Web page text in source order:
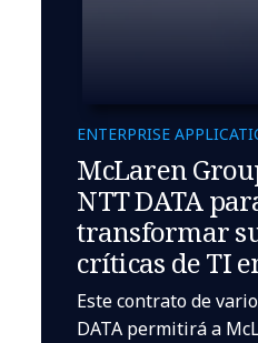
ENTERPRISE
McLaren
NTT DATA
transformar
críticas de TI
Este contrato de
DATA permitirá a